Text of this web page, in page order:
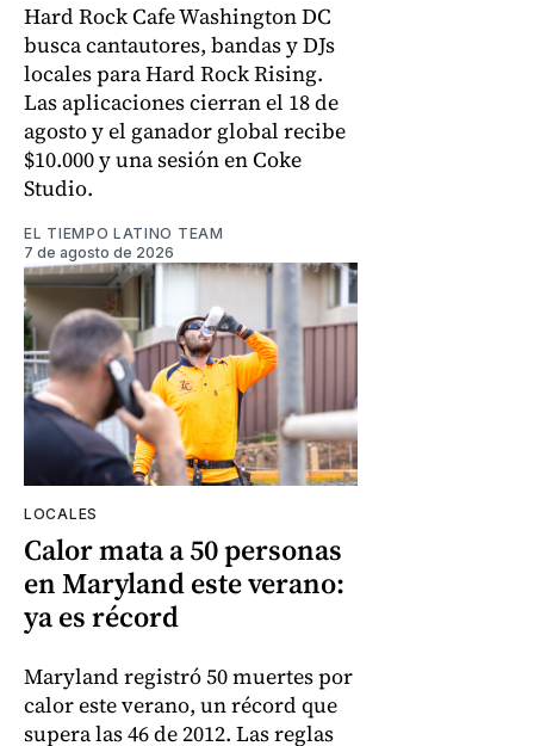
Hard Rock Cafe Washington DC
busca cantautores, bandas y DJs
locales para Hard Rock Rising.
Las aplicaciones cierran el 18 de
agosto y el ganador global recibe
$10.000 y una sesión en Coke
Studio.
EL TIEMPO LATINO TEAM
7 de agosto de 2026
LOCALES
Calor mata a 50 personas
en Maryland este verano:
ya es récord
Maryland registró 50 muertes por
calor este verano, un récord que
supera las 46 de 2012. Las reglas